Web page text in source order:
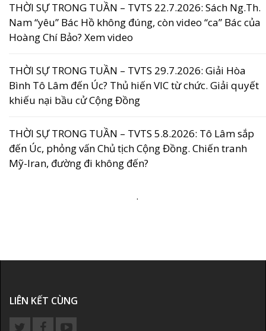
THỜI SỰ TRONG TUẦN – TVTS 22.7.2026: Sách Ng.Th.
Nam “yêu” Bác Hồ không đúng, còn video “ca” Bác của
Hoàng Chí Bảo? Xem video
THỜI SỰ TRONG TUẦN – TVTS 29.7.2026: Giải Hòa
Bình Tô Lâm đến Úc? Thủ hiến VIC từ chức. Giải quyết
khiếu nại bầu cử Cộng Đồng
THỜI SỰ TRONG TUẦN – TVTS 5.8.2026: Tô Lâm sắp
đến Úc, phỏng vấn Chủ tịch Cộng Đồng. Chiến tranh
Mỹ-Iran, đường đi không đến?
.
LIÊN KẾT CÙNG